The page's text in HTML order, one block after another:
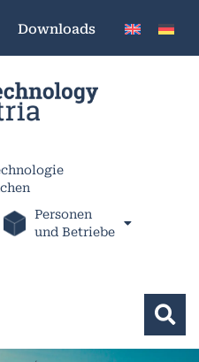
Downloads
Personen
und Betriebe